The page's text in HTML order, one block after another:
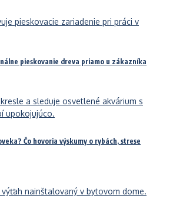
pieskovanie dreva priamo u zákazníka
Čo hovoria výskumy o rybách, strese